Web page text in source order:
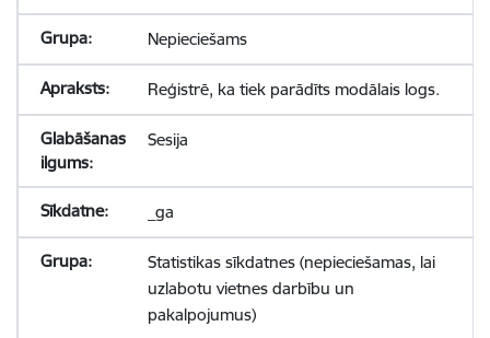
Nepieciešams
Reģistrē, ka tiek parādīts modālais logs.
Sesija
_ga
Statistikas sīkdatnes (nepieciešamas, lai
uzlabotu vietnes darbību un
pakalpojumus)